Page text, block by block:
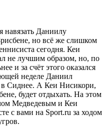
навязать Даниилу
но всё же слишком
сегодня. Кеи
не лучшим образом, но, по
и за счёт этого оказался
неделе Даниил
в Сиднее. А Кеи Нисикори,
будет отдыхать. На этом
Медведевым и Кеи
с вами на Sport.ru за ходом